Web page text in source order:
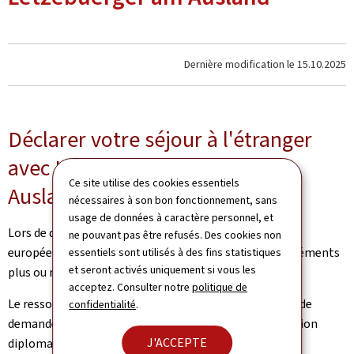
Ce site utilise des cookies essentiels
nécessaires à son bon fonctionnement, sans
usage de données à caractère personnel, et
ne pouvant pas être refusés. Des cookies non
essentiels sont utilisés à des fins statistiques
et seront activés uniquement si vous les
acceptez. Consulter notrepolitique de
confidentialité.
J'ACCEPTE
Dernière modification le 15.10.2025
Déclarer votre séjour à l'étranger
avec LamA (Lëtzebuerger am
Ausland)
Lors de déplacements ponctuels ou prolongés (Union
européenne ou autre), il n’est pas exclu que des désagréments
plus ou moins importants puissent survenir.
Le ressortissant luxembourgeois a alors la possibilité de
demander une assistance consulaire auprès d’une mission
diplomatique ou consulaire compétente.